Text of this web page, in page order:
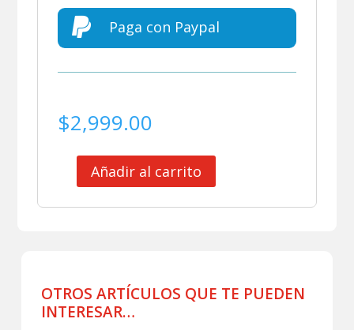
 Paga con Paypal
$2,999.00
cantidad
Añadir al carrito
OTROS ARTÍCULOS QUE TE PUEDEN
INTERESAR…